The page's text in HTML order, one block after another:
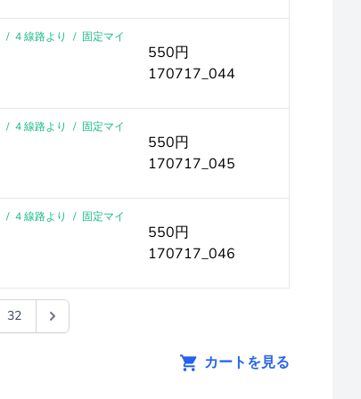
/ 4 線路より / 固定マイ
550円
170717_044
/ 4 線路より / 固定マイ
550円
170717_045
/ 4 線路より / 固定マイ
550円
170717_046
32
カートを見る